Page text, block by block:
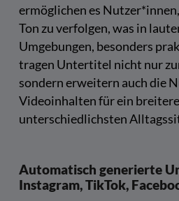
ermöglichen es
Ton zu verfolgen, was in
Umgebungen, besonders
tragen Untertitel nicht nur
sondern erweitern auch die
Videoinhalten für ein
unterschiedlichsten
Automatisch generierte
Instagram, TikTok,